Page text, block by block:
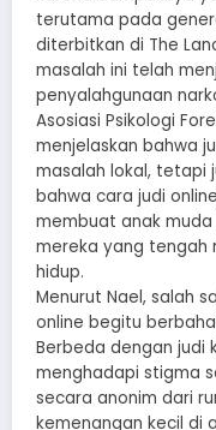
terutama pada
diterbitkan di The
masalah ini telah
penyalahgunaan
Asosiasi Psikologi
menjelaskan bahwa
masalah lokal, tetapi
bahwa cara judi
membuat anak
mereka yang tengah
hidup.
Menurut Nael, salah
online begitu
Berbeda dengan judi
menghadapi stigma
secara anonim dari
kemenangan kecil di